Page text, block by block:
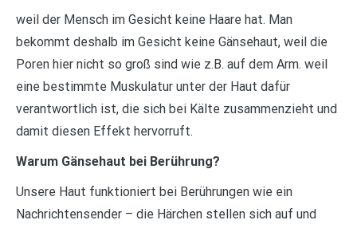
weil der Mensch im Gesicht keine Haare hat. Man
bekommt deshalb im Gesicht keine Gänsehaut, weil die
Poren hier nicht so groß sind wie z.B. auf dem Arm. weil
eine bestimmte Muskulatur unter der Haut dafür
verantwortlich ist, die sich bei Kälte zusammenzieht und
damit diesen Effekt hervorruft.
Warum Gänsehaut bei Berührung?
Unsere Haut funktioniert bei Berührungen wie ein
Nachrichtensender – die Härchen stellen sich auf und